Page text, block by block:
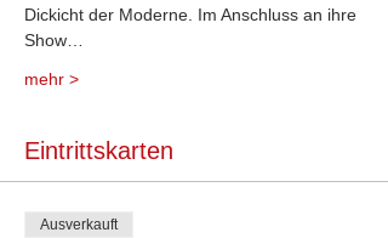
Dickicht der Moderne. Im Anschluss an ihre
Show…
mehr >
Eintrittskarten
Ausverkauft